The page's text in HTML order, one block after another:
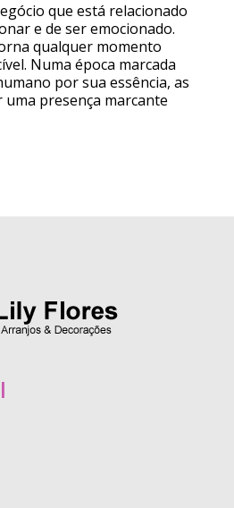
que está relacionado
e de ser emocionado.
qualquer momento
Numa época marcada
por sua essência, as
presença marcante